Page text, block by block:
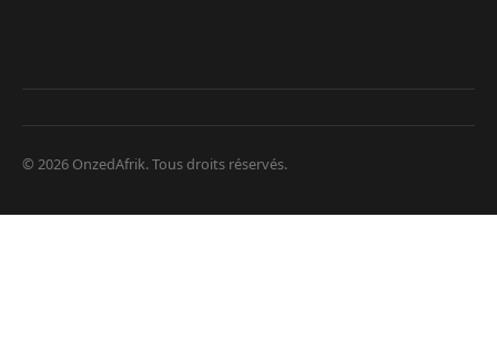
© 2026 OnzedAfrik. Tous droits réservés.